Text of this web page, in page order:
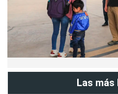
Las más